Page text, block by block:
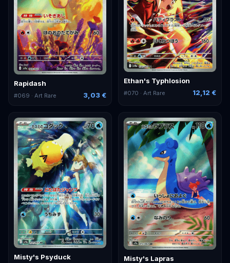
Rapidash
#069 · Art Rare 3,03 €
Ethan's Typhlosion
#070 · Art Rare 12,12 €
Misty's Psyduck Misty's Lapras